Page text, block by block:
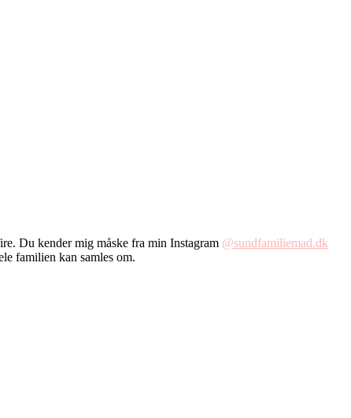
Du kender mig måske fra min Instagram @sundfamiliemad.dk
familien kan samles om.